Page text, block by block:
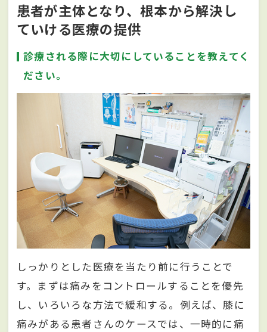
患者が主体となり、根本から解決し
ていける医療の提供
診療される際に大切にしていることを教えてく
ださい。
しっかりとした医療を当たり前に行うことで
す。まずは痛みをコントロールすることを優先
し、いろいろな方法で緩和する。例えば、膝に
痛みがある患者さんのケースでは、一時的に痛